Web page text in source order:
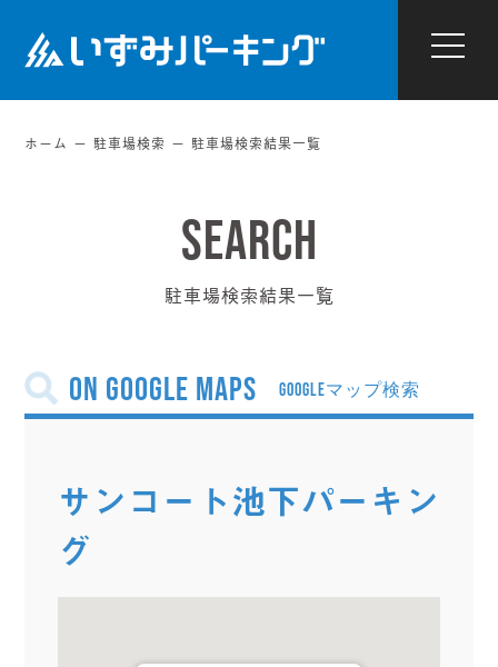
ホーム 駐車場検索 駐車場検索結果一覧
駐車場検索結果一覧
on Google Maps
サンコート池下パーキン
グ